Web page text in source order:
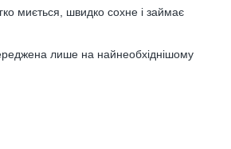
миється, швидко сохне і займає
лише на найнеобхіднішому